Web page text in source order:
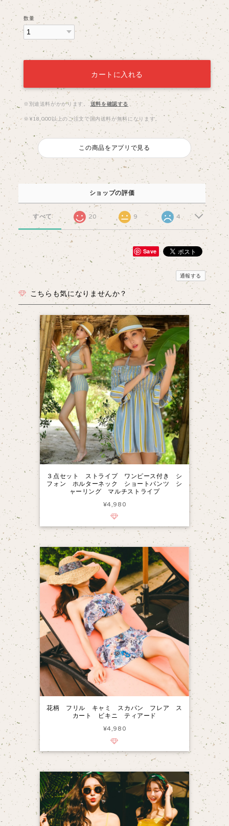
数量
カートに入れる
※別途送料がかかります。 送料を確認する
※¥18,000以上のご注文で国内送料が無料になります。
この商品をアプリで見る
ショップの評価
すべて 20 9 4
Save
通報する
こちらも気になりませんか？
３点セット ストライプ ワンピース付き シ
フォン ホルターネック ショートパンツ シ
ャーリング マルチストライプ
¥4,980
花柄 フリル キャミ スカパン フレア ス
カート ビキニ ティアード
¥4,980